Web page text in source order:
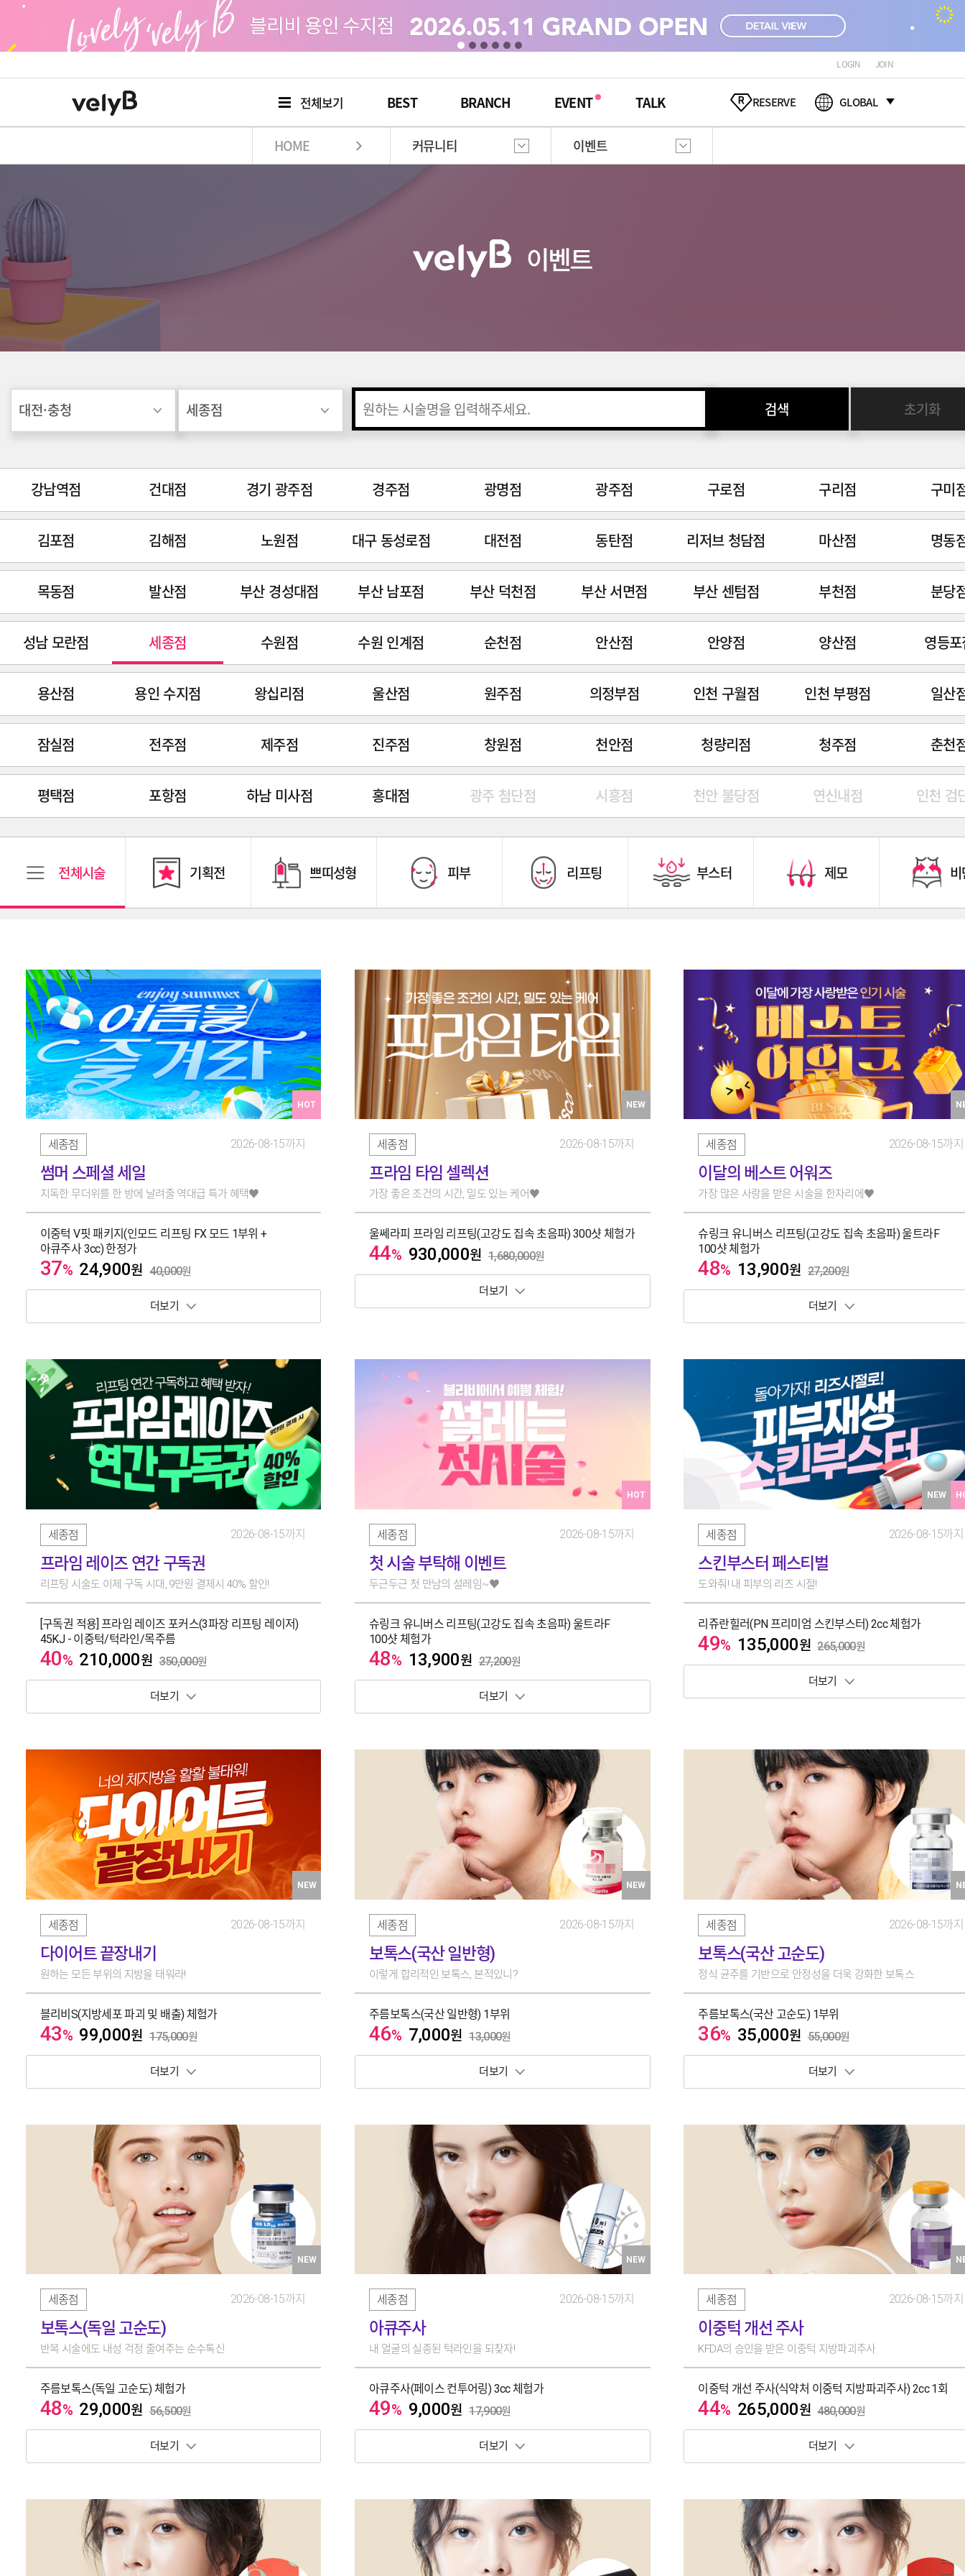
LOGIN JOIN
전체보기 BEST BRANCH EVENT TALK RESERVE GLOBAL
HOME 커뮤니티 이벤트
검색 초기화
강남역점 건대점 경기 광주점 경주점 광명점 광주점 구로점 구리점 구미
김포점 김해점 노원점 대구 동성로점 대전점 동탄점 리저브 청담점 마산점 명동
목동점 발산점 부산 경성대점 부산 남포점 부산 덕천점 부산 서면점 부산 센텀점 부천점 분당
성남 모란점 세종점 수원점 수원 인계점 순천점 안산점 안양점 양산점 영등
용산점 용인 수지점 왕십리점 울산점 원주점 의정부점 인천 구월점 인천 부평점 일산
잠실점 전주점 제주점 진주점 창원점 천안점 청량리점 청주점 춘천
평택점 포항점 하남 미사점 홍대점 광주 첨단점 시흥점 천안 불당점 연신내점 인천 검
전체시술 기획전 쁘띠성형 피부 리프팅 부스터 제모
HOT
세종점 2026-08-15까지
썸머 스페셜 세일
지독한 무더위를 한 방에 날려줄 역대급 특가 혜택♥️
이중턱 V핏 패키지(인모드 리프팅 FX 모드 1부위 +
아큐주사 3cc) 한정가
37% 24,900원 40,000원
보기 토글
NEW
세종점 2026-08-15까지
프라임 타임 셀렉션
가장 좋은 조건의 시간, 밀도 있는 케어♥️
울쎄라피 프라임 리프팅(고강도 집속 초음파) 300샷 체험가
44% 930,000원 1,680,000원
보기 토글
세종점 2026-08-15까지
이달의 베스트 어워즈
가장 많은 사랑을 받은 시술을 한자리에♥
슈링크 유니버스 리프팅(고강도 집속 초음파) 울트라F
100샷 체험가
48% 13,900원 27,200원
보기 토글
세종점 2026-08-15까지
프라임 레이즈 연간 구독권
리프팅 시술도 이제 구독 시대, 9만원 결제시 40% 할인!
[구독권 적용] 프라임 레이즈 포커스(3파장 리프팅 레이저)
45KJ - 이중턱/턱라인/목주름
40% 210,000원 350,000원
보기 토글
HOT
세종점 2026-08-15까지
첫 시술 부탁해 이벤트
두근두근 첫 만남의 설레임~♥
슈링크 유니버스 리프팅(고강도 집속 초음파) 울트라F
100샷 체험가
48% 13,900원 27,200원
보기 토글
NEW
세종점 2026-08-15까지
스킨부스터 페스티벌
도와줘! 내 피부의 리즈 시절!
리쥬란힐러(PN 프리미엄 스킨부스터) 2cc 체험가
49% 135,000원 265,000원
보기 토글
NEW
세종점 2026-08-15까지
다이어트 끝장내기
원하는 모든 부위의 지방을 태워라!
블리비S(지방세포 파괴 및 배출) 체험가
43% 99,000원 175,000원
보기 토글
NEW
세종점 2026-08-15까지
보톡스(국산 일반형)
이렇게 합리적인 보톡스, 본적있니?
주름보톡스(국산 일반형) 1부위
46% 7,000원 13,000원
보기 토글
세종점 2026-08-15까지
보톡스(국산 고순도)
정식 균주를 기반으로 안정성을 더욱 강화한 보톡스
주름보톡스(국산 고순도) 1부위
36% 35,000원 55,000원
보기 토글
NEW
세종점 2026-08-15까지
보톡스(독일 고순도)
반복 시술에도 내성 걱정 줄여주는 순수톡신
주름보톡스(독일 고순도) 체험가
48% 29,000원 56,500원
보기 토글
NEW
세종점 2026-08-15까지
아큐주사
내 얼굴의 실종된 턱라인을 되찾자!
아큐주사(페이스 컨투어링) 3cc 체험가
49% 9,000원 17,900원
보기 토글
세종점 2026-08-15까지
이중턱 개선 주사
KFDA의 승인을 받은 이중턱 지방파괴주사
이중턱 개선 주사(식약처 이중턱 지방파괴주사) 2cc 1회
44% 265,000원 480,000원
보기 토글